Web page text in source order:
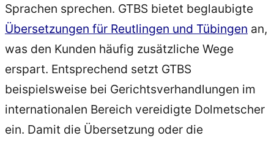
Sprachen sprechen. GTBS bietet beglaubigte
Übersetzungen für Reutlingen und Tübingen an,
was den Kunden häufig zusätzliche Wege
erspart. Entsprechend setzt GTBS
beispielsweise bei Gerichtsverhandlungen im
internationalen Bereich vereidigte Dolmetscher
ein. Damit die Übersetzung oder die